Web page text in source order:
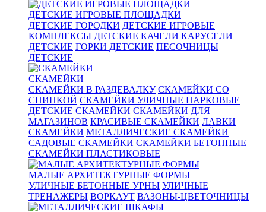
ДЕТСКИЕ ИГРОВЫЕ ПЛОЩАДКИ
ДЕТСКИЕ ГОРОДКИ ДЕТСКИЕ ИГРОВЫЕ
КОМПЛЕКСЫ ДЕТСКИЕ КАЧЕЛИ КАРУСЕЛИ
ДЕТСКИЕ ГОРКИ ДЕТСКИЕ ПЕСОЧНИЦЫ
ДЕТСКИЕ
СКАМЕЙКИ
СКАМЕЙКИ В РАЗДЕВАЛКУ СКАМЕЙКИ СО
СПИНКОЙ СКАМЕЙКИ УЛИЧНЫЕ ПАРКОВЫЕ
ДЕТСКИЕ СКАМЕЙКИ СКАМЕЙКИ ДЛЯ
МАГАЗИНОВ КРАСИВЫЕ СКАМЕЙКИ ЛАВКИ
СКАМЕЙКИ МЕТАЛЛИЧЕСКИЕ СКАМЕЙКИ
САДОВЫЕ СКАМЕЙКИ СКАМЕЙКИ БЕТОННЫЕ
СКАМЕЙКИ ПЛАСТИКОВЫЕ
МАЛЫЕ АРХИТЕКТУРНЫЕ ФОРМЫ
УЛИЧНЫЕ БЕТОННЫЕ УРНЫ УЛИЧНЫЕ
ТРЕНАЖЕРЫ ВОРКАУТ ВАЗОНЫ-ЦВЕТОЧНИЦЫ